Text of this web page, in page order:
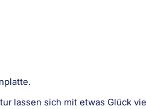
lassen sich mit etwas Glück